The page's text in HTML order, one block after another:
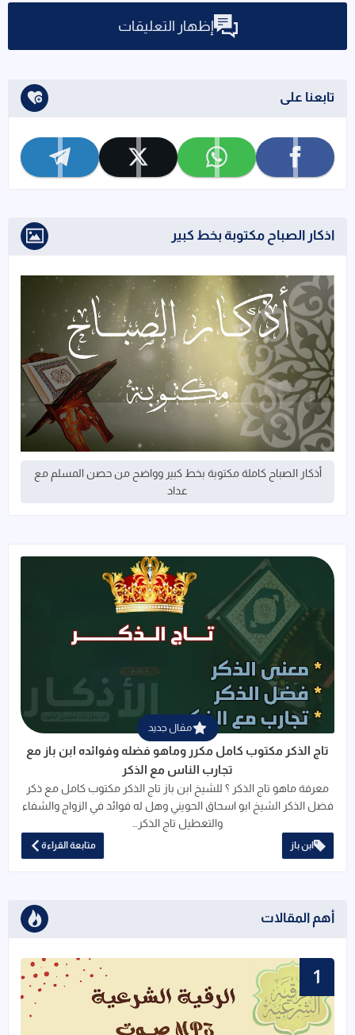
إظهار التعليقات
تابعنا على
تابعنا على facebook تابعنا على whatsapp تابعنا على x تابعنا على telegram
اذكار الصباح مكتوبة بخط كبير
أذكار الصباح كاملة مكتوبة بخط كبير وواضح من حصن المسلم مع
عداد
مقال جديد
تاج الذكر مكتوب كامل مكرر وماهو فضله وفوائده ابن باز مع
تجارب الناس مع الذكر
معرفة ماهو تاج الذكر ؟ للشيخ ابن باز تاج الذكر مكتوب كامل مع ذكر
فضل الذكر الشيخ ابو اسحاق الحويني وهل له فوائد في الزواج والشفاء
والتعطيل تاج الذكر…
ابن باز متابعة القراءة
أهم المقالات